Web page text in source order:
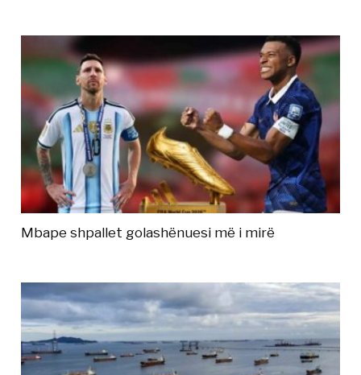
Mbape shpallet golashënuesi më i mirë